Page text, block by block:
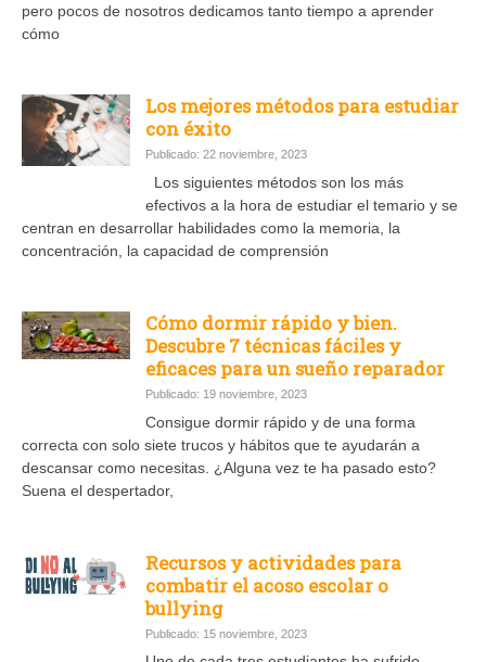
pero pocos de nosotros dedicamos tanto tiempo a aprender
cómo
Los mejores métodos para estudiar
con éxito
Publicado: 22 noviembre, 2023
Los siguientes métodos son los más
efectivos a la hora de estudiar el temario y se
centran en desarrollar habilidades como la memoria, la
concentración, la capacidad de comprensión
Cómo dormir rápido y bien.
Descubre 7 técnicas fáciles y
eficaces para un sueño reparador
Publicado: 19 noviembre, 2023
Consigue dormir rápido y de una forma
correcta con solo siete trucos y hábitos que te ayudarán a
descansar como necesitas. ¿Alguna vez te ha pasado esto?
Suena el despertador,
Recursos y actividades para
combatir el acoso escolar o
bullying
Publicado: 15 noviembre, 2023